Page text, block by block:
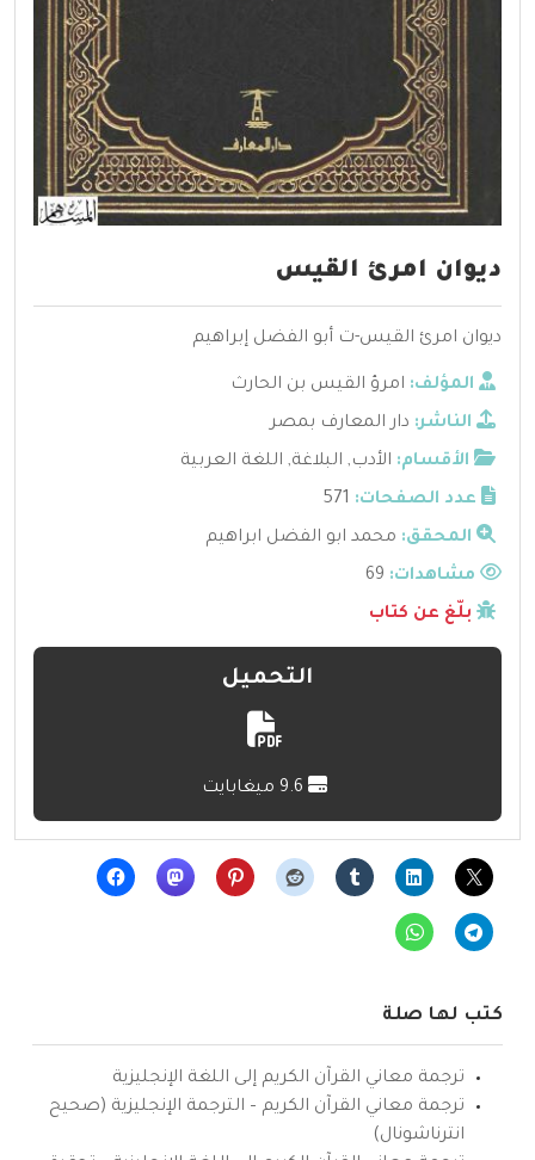
ديوان امرئ القيس
ديوان امرئ القيس-ت أبو الفضل إبراهيم
المؤلف: امرؤ القيس بن الحارث
الناشر: دار المعارف بمصر
الأقسام: الأدب, البلاغة, اللغة العربية
عدد الصفحات: 571
المحقق: محمد ابو الفضل ابراهيم
مشاهدات:
بلّغ عن كتاب
التحميل
كتب لها صلة
ترجمة معاني القرآن الكريم إلى اللغة الإنجليزية
ترجمة معاني القرآن الكريم – الترجمة الإنجليزية (صحيح
انترناشونال)